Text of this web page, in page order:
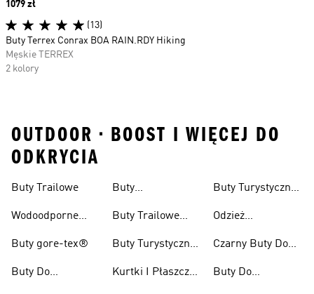
Price
1079 zł
(13)
Buty Terrex Conrax BOA RAIN.RDY Hiking
Męskie TERREX
2 kolory
OUTDOOR • BOOST I WIĘCEJ DO
ODKRYCIA
Buty Trailowe
Wodoodporne
W Terenie
Buty gore-tex®
Buty Do
Buty
Buty Trailowe
Buty Turystyczne
Kurtki I Płaszcze
Buty Turystyczne
Odzież
Czarny Buty Do
Wędrówek
Buty Do